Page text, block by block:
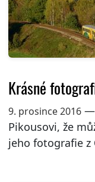
Krásné
9. prosince 2016—
Pikousovi, že
jeho fotografie z